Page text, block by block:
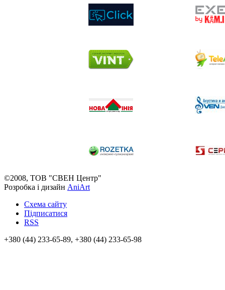
©2008, ТОВ "СВЕН Центр"
Розробка і дизайн AniArt
Схема сайту
Підписатися
RSS
+380 (44) 233-65-89, +380 (44) 233-65-98